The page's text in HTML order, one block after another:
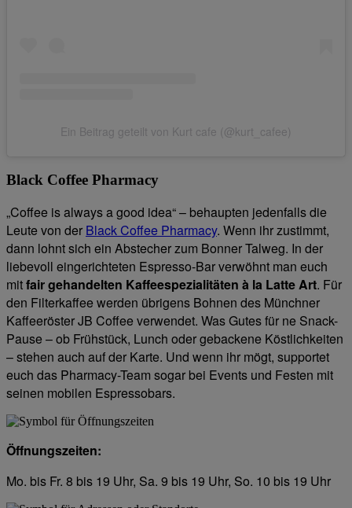
Ein Beitrag geteilt von Kurt cafe (@kurt_cafee)
Black Coffee Pharmacy
„Coffee is always a good idea“ – behaupten jedenfalls die
Leute von der Black Coffee Pharmacy. Wenn ihr zustimmt,
dann lohnt sich ein Abstecher zum Bonner Talweg. In der
liebevoll eingerichteten Espresso-Bar verwöhnt man euch
mitfair gehandelten Kaffeespezialitäten à la Latte Art. Für
den Filterkaffee werden übrigens Bohnen des Münchner
Kaffeeröster JB Coffee verwendet. Was Gutes für ne Snack-
Pause – ob Frühstück, Lunch oder gebackene Köstlichkeiten
– stehen auch auf der Karte. Und wenn ihr mögt, supportet
euch das Pharmacy-Team sogar bei Events und Festen mit
seinen mobilen Espressobars.
Öffnungszeiten:
Mo. bis Fr. 8 bis 19 Uhr, Sa. 9 bis 19 Uhr, So. 10 bis 19 Uhr